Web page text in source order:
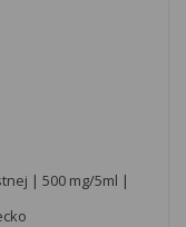
| 500 mg/5ml |